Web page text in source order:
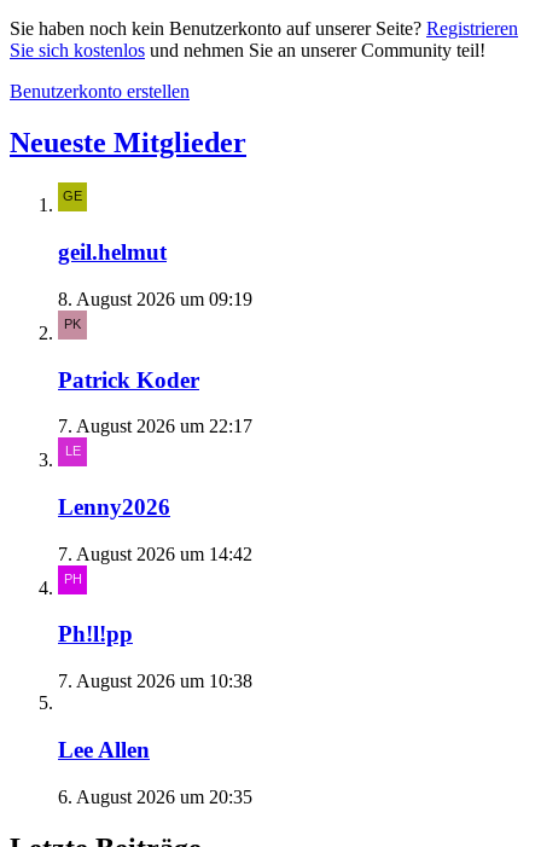
Sie haben noch kein Benutzerkonto auf unserer Seite? Registrieren
Sie sich kostenlos und nehmen Sie an unserer Community teil!
Benutzerkonto erstellen
Neueste Mitglieder
geil.helmut
8. August 2026 um 09:19
Patrick Koder
7. August 2026 um 22:17
Lenny2026
7. August 2026 um 14:42
Ph!l!pp
7. August 2026 um 10:38
Lee Allen
6. August 2026 um 20:35